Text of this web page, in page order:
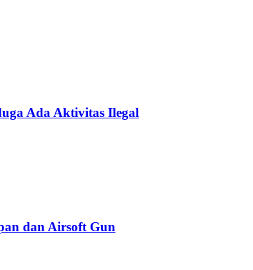
Ada Aktivitas Ilegal
dan Airsoft Gun